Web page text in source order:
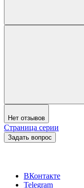
Нет отзывов
Страница серии
Задать вопрос
ВКонтакте
Telegram